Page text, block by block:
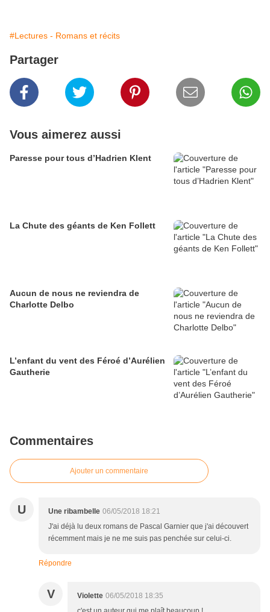
#Lectures - Romans et récits
Partager
Vous aimerez aussi
Paresse pour tous d’Hadrien Klent
La Chute des géants de Ken Follett
Aucun de nous ne reviendra de
Charlotte Delbo
L’enfant du vent des Féroé d’Aurélien
Gautherie
Commentaires
Ajouter un commentaire
U Une ribambelle 06/05/2018 18:21
J'ai déjà lu deux romans de Pascal Garnier que j'ai découvert
récemment mais je ne me suis pas penchée sur celui-ci.
Répondre
V Violette 06/05/2018 18:35